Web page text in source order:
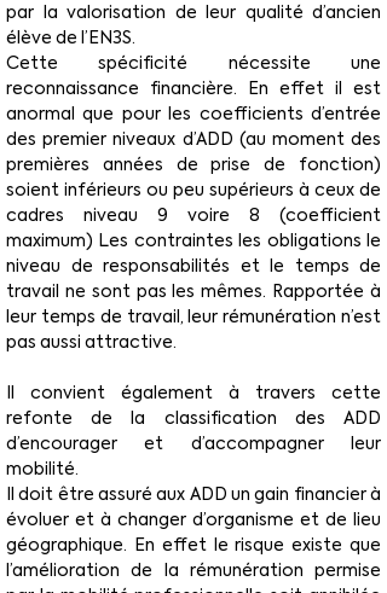
par la valorisation de leur qualité d’ancien
élève de l’EN3S.
Cette spécificité nécessite une
reconnaissance financière. En effet il est
anormal que pour les coefficients d’entrée
des premier niveaux d’ADD (au moment des
premières années de prise de fonction)
soient inférieurs ou peu supérieurs à ceux de
cadres niveau 9 voire 8 (coefficient
maximum) Les contraintes les obligations le
niveau de responsabilités et le temps de
travail ne sont pas les mêmes. Rapportée à
leur temps de travail, leur rémunération n’est
pas aussi attractive.
Il convient également à travers cette
refonte de la classification des ADD
d’encourager et d’accompagner leur
mobilité.
Il doit être assuré aux ADD un gain financier à
évoluer et à changer d’organisme et de lieu
géographique. En effet le risque existe que
l’amélioration de la rémunération permise